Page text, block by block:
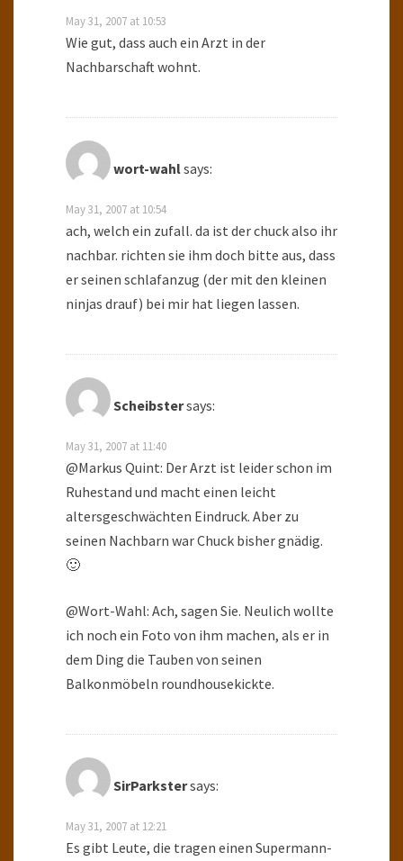
May 31, 2007 at 10:53
Wie gut, dass auch ein Arzt in der
Nachbarschaft wohnt.
wort-wahlsays:
May 31, 2007 at 10:54
ach, welch ein zufall. da ist der chuck also ihr
nachbar. richten sie ihm doch bitte aus, dass
er seinen schlafanzug (der mit den kleinen
ninjas drauf) bei mir hat liegen lassen.
Scheibstersays:
May 31, 2007 at 11:40
@Markus Quint: Der Arzt ist leider schon im
Ruhestand und macht einen leicht
altersgeschwächten Eindruck. Aber zu
seinen Nachbarn war Chuck bisher gnädig.
🙂
@Wort-Wahl: Ach, sagen Sie. Neulich wollte
ich noch ein Foto von ihm machen, als er in
dem Ding die Tauben von seinen
Balkonmöbeln roundhousekickte.
SirParkstersays:
May 31, 2007 at 12:21
Es gibt Leute, die tragen einen Supermann-